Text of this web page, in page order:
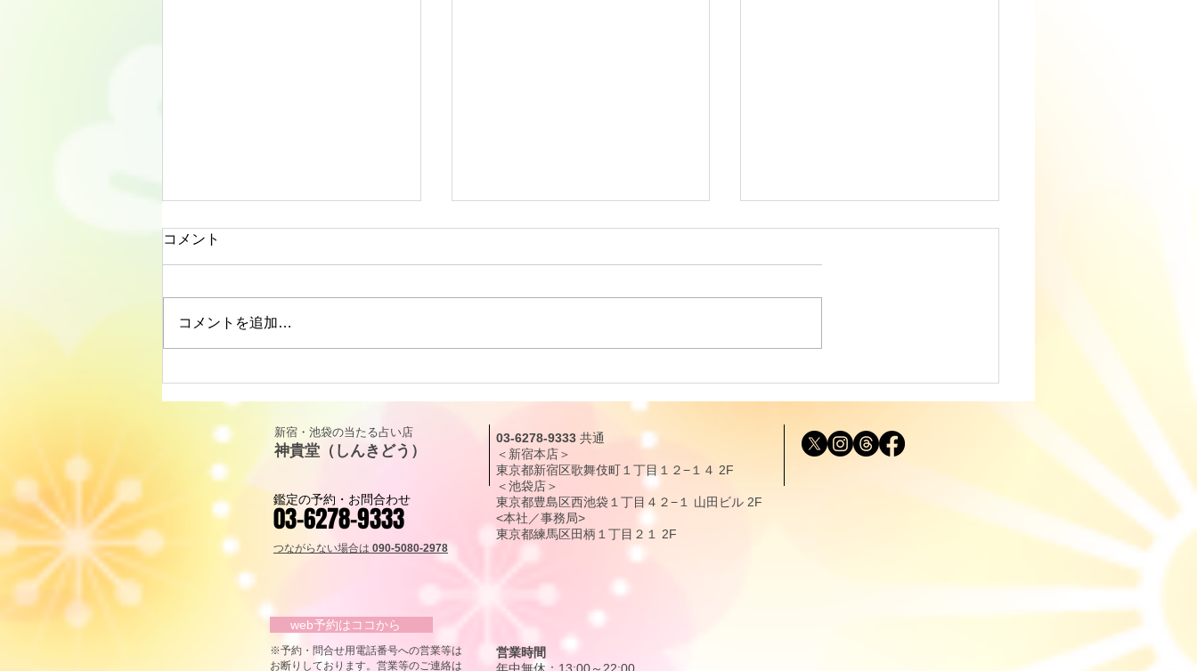
ト解説｜カップ・キング
包容力」
ト解説｜カップ・クイーン
と愛情」
ト解説｜カップ・ナイト
現化する思い」
コメント
コメントを追加…
新宿・池袋の当たる占い​店
神貴堂（しんきどう）
鑑定の予約・お問合わせ
03-6278-9333
つながらない場合は 090-5080-2978
03-6278-9333 共通
＜新宿本店＞
東京都新宿区歌舞伎町１丁目１２−１４ 2F
＜池袋店＞
東京都豊島区西池袋１丁目４２−１ 山田ビル 2F
<本社／事務局>
東京都練馬区田柄 １丁目 ２１ 2F
web予約はココから
​※予約・問合せ用電話番号への営業等は
お断りしております。営業等のご連絡は
営業時間